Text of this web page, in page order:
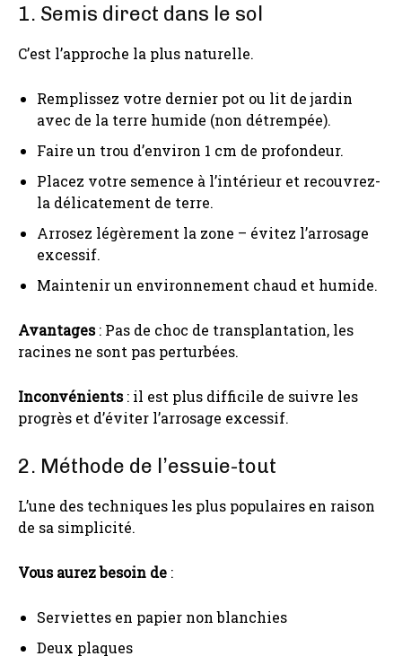
1. Semis direct dans le sol
C’est l’approche la plus naturelle.
Remplissez votre dernier pot ou lit de jardin
avec de la terre humide (non détrempée).
Faire un trou d’environ 1 cm de profondeur.
Placez votre semence à l’intérieur et recouvrez-
la délicatement de terre.
Arrosez légèrement la zone – évitez l’arrosage
excessif.
Maintenir un environnement chaud et humide.
Avantages: Pas de choc de transplantation, les
racines ne sont pas perturbées.
Inconvénients: il est plus difficile de suivre les
progrès et d’éviter l’arrosage excessif.
2. Méthode de l’essuie-tout
L’une des techniques les plus populaires en raison
de sa simplicité.
Vous aurez besoin de :
Serviettes en papier non blanchies
Deux plaques